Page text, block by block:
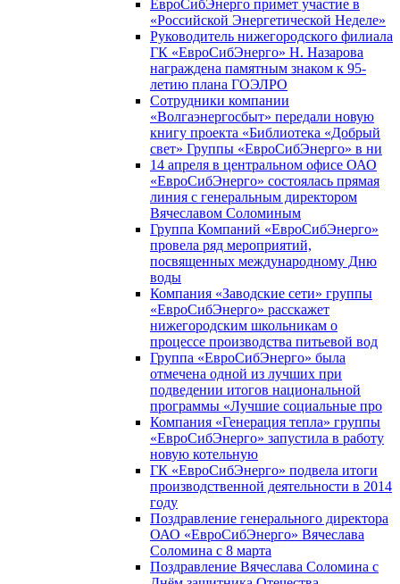
ЕвроСибЭнерго примет участие в
«Российской Энергетической Неделе»
Руководитель нижегородского филиала
ГК «ЕвроСибЭнерго» Н. Назарова
награждена памятным знаком к 95-
летию плана ГОЭЛРО
Сотрудники компании
«Волгаэнергосбыт» передали новую
книгу проекта «Библиотека «Добрый
свет» Группы «ЕвроСибЭнерго» в ни
14 апреля в центральном офисе ОАО
«ЕвроСибЭнерго» состоялась прямая
линия с генеральным директором
Вячеславом Соломиным
Группа Компаний «ЕвроСибЭнерго»
провела ряд мероприятий,
посвященных международному Дню
воды
Компания «Заводские сети» группы
«ЕвроСибЭнерго» расскажет
нижегородским школьникам о
процессе производства питьевой вод
Группа «ЕвроСибЭнерго» была
отмечена одной из лучших при
подведении итогов национальной
программы «Лучшие социальные про
Компания «Генерация тепла» группы
«ЕвроСибЭнерго» запустила в работу
новую котельную
ГК «ЕвроСибЭнерго» подвела итоги
производственной деятельности в 2014
году
Поздравление генерального директора
ОАО «ЕвроСибЭнерго» Вячеслава
Соломина с 8 марта
Поздравление Вячеслава Соломина с